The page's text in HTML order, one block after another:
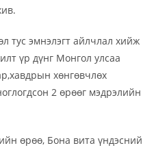
тус эмнэлэгт айлчлал хийж
үр дүнг Монгол улсаа
хөнгөвчлөх
2 өрөөг мэдрэлийн
өрөө, Бона вита үндэсний